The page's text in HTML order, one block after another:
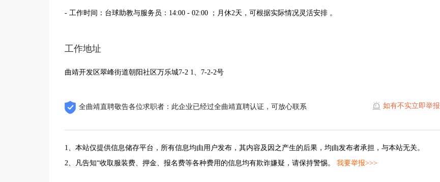
- 工作时间：台球助教与服务员：14:00 - 02:00 ；月休2天，可根据实际情况灵活安排 。
工作地址
曲靖开发区翠峰街道朝阳社区万乐城7-2 1、7-2-2号
全曲靖直聘敬告各位求职者：此企业已经过全曲靖直聘认证，可放心联系 如有不实立即举报
1、本站仅提供信息储存平台，所有信息均由用户发布，其内容及因之产生的后果，均由发布者承担，与本站无关。
2、凡告知“收取服装费、押金、报名费等各种费用的信息均有欺诈嫌疑，请保持警惕。 我要举报>>>